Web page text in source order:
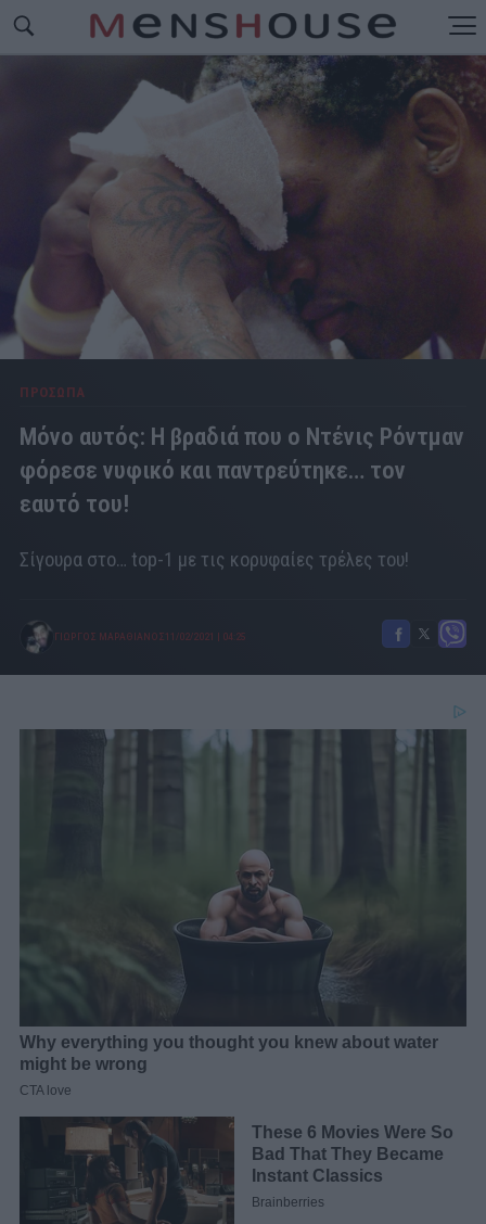
ΠΡΟΣΩΠΑ
Μόνο αυτός: Η βραδιά που ο Ντένις Ρόντμαν
φόρεσε νυφικό και παντρεύτηκε… τον
εαυτό του!
Σίγουρα στο… top-1 με τις κορυφαίες τρέλες του!
ΓΙΩΡΓΟΣ ΜΑΡΑΘΙΑΝΟΣ 11/02/2021 04:25